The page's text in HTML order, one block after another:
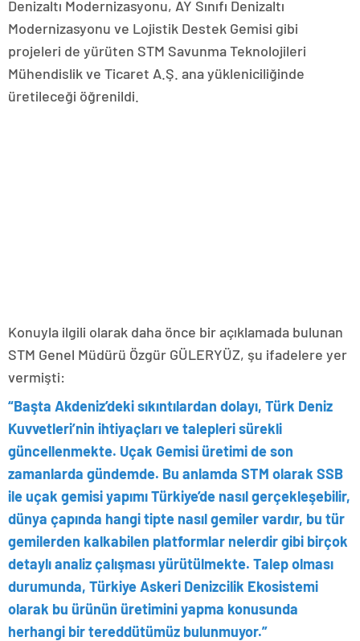
Denizaltı Modernizasyonu, AY Sınıfı Denizaltı
Modernizasyonu ve Lojistik Destek Gemisi gibi
projeleri de yürüten STM Savunma Teknolojileri
Mühendislik ve Ticaret A.Ş. ana yükleniciliğinde
üretileceği öğrenildi.
Konuyla ilgili olarak daha önce bir açıklamada bulunan
STM Genel Müdürü Özgür GÜLERYÜZ, şu ifadelere yer
vermişti:
“Başta Akdeniz’deki sıkıntılardan dolayı, Türk Deniz
Kuvvetleri’nin ihtiyaçları ve talepleri sürekli
güncellenmekte. Uçak Gemisi üretimi de son
zamanlarda gündemde. Bu anlamda STM olarak SSB
ile uçak gemisi yapımı Türkiye’de nasıl gerçekleşebilir,
dünya çapında hangi tipte nasıl gemiler vardır, bu tür
gemilerden kalkabilen platformlar nelerdir gibi birçok
detaylı analiz çalışması yürütülmekte. Talep olması
durumunda, Türkiye Askeri Denizcilik Ekosistemi
olarak bu ürünün üretimini yapma konusunda
herhangi bir tereddütümüz bulunmuyor.”